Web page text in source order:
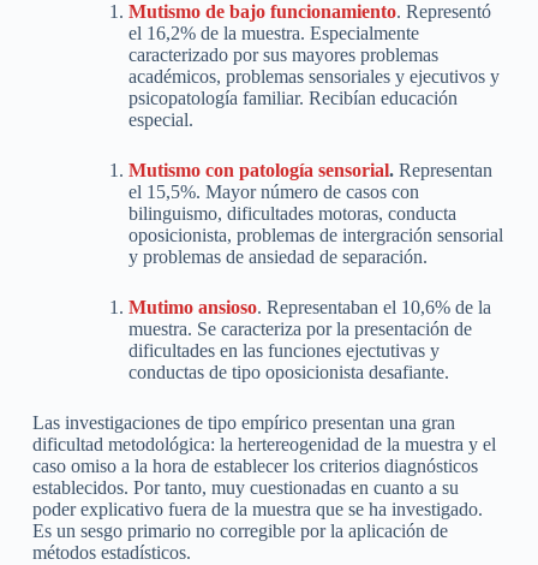
Mutismo de bajo funcionamiento. Representó
el 16,2% de la muestra. Especialmente
caracterizado por sus mayores problemas
académicos, problemas sensoriales y ejecutivos y
psicopatología familiar. Recibían educación
especial.
Mutismo con patología sensorial.Representan
el 15,5%. Mayor número de casos con
bilinguismo, dificultades motoras, conducta
oposicionista, problemas de intergración sensorial
y problemas de ansiedad de separación.
Mutimo ansioso. Representaban el 10,6% de la
muestra. Se caracteriza por la presentación de
dificultades en las funciones ejectutivas y
conductas de tipo oposicionista desafiante.
Las investigaciones de tipo empírico presentan una gran
dificultad metodológica: la hertereogenidad de la muestra y el
caso omiso a la hora de establecer los criterios diagnósticos
establecidos. Por tanto, muy cuestionadas en cuanto a su
poder explicativo fuera de la muestra que se ha investigado.
Es un sesgo primario no corregible por la aplicación de
métodos estadísticos.